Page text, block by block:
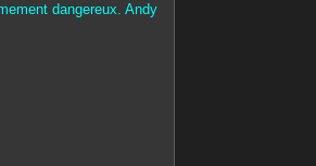
dangereux. Andy